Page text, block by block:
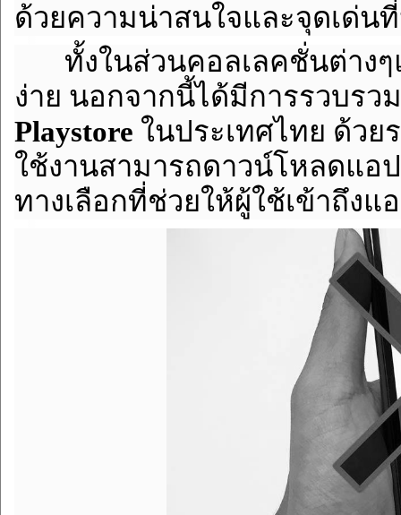
ด้วยความน่าสนใจและจุดเด่น
ทั้งในส่วนคอลเลคชั่นต่างๆ
ง่าย นอกจากนี้ได้มีการรวบร
Playstore ในประเทศไทย ด้ว
ใช้งานสามารถดาวน์โหลดแอ
ทางเลือกที่ช่วยให้ผู้ใช้เข้าถึง